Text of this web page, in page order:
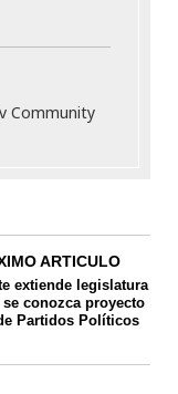
Community
ARTICULO
extiende legislatura
se conozca proyecto
Partidos Políticos